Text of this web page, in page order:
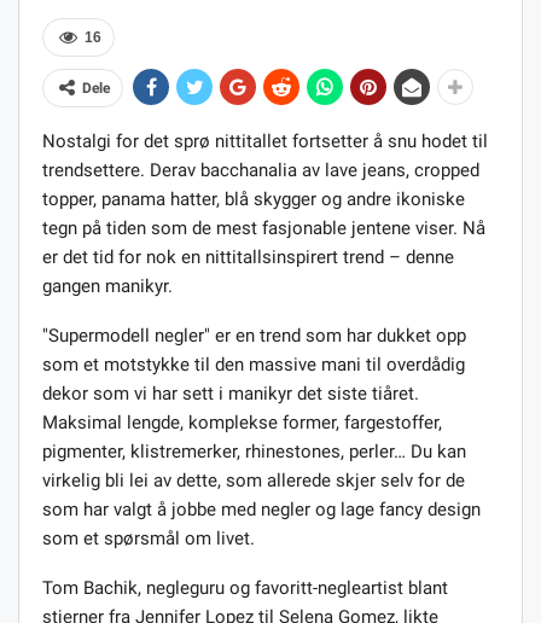
16
Dele
Nostalgi for det sprø nittitallet fortsetter å snu hodet til
trendsettere. Derav bacchanalia av lave jeans, cropped
topper, panama hatter, blå skygger og andre ikoniske
tegn på tiden som de mest fasjonable jentene viser. Nå
er det tid for nok en nittitallsinspirert trend – denne
gangen manikyr.
"Supermodell negler" er en trend som har dukket opp
som et motstykke til den massive mani til overdådig
dekor som vi har sett i manikyr det siste tiåret.
Maksimal lengde, komplekse former, fargestoffer,
pigmenter, klistremerker, rhinestones, perler… Du kan
virkelig bli lei av dette, som allerede skjer selv for de
som har valgt å jobbe med negler og lage fancy design
som et spørsmål om livet.
Tom Bachik, negleguru og favoritt-negleartist blant
stjerner fra Jennifer Lopez til Selena Gomez, likte